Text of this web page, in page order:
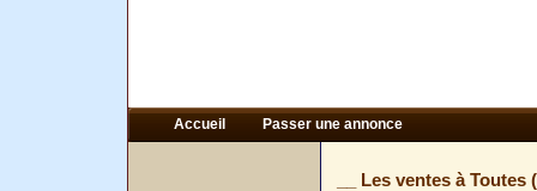
Accueil Passer une annonce
__ Les ventes à Toutes